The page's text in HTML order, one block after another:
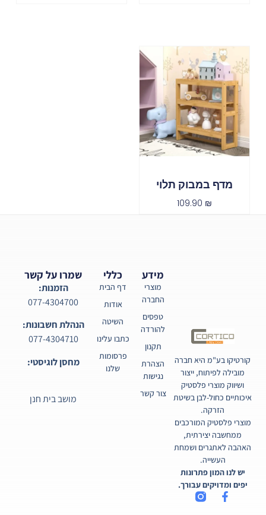
מדף במבוק תלוי
109.90 ₪
קורטיקו בע"מ היא חברה
מובילה לפיתוח, ייצור
ושיווק מוצרי פלסטיק
איכותיים כחול-לבן בשיטת
הזרקה.
מוצרי פלסטיק המורכבים
ממחשבה יצירתית,
האהבה לאתגרים ושמחת
העשייה.
יש לנו המון פתרונות
יפים ומדויקים עבורך.
כללי
דף הבית
אודות
השיטה
כתבו עלינו
פרסומות
שלנו
מידע
מוצרי
החברה
טפסים
להורדה
תקנון
הצהרת
נגישות
צור קשר
שמרו על קשר
הזמנות:
077-4304700
הנהלת חשבונות:
077-4304710
מחסן לוגיסטי:
מושב בית חנן